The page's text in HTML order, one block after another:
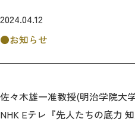
企業・研究者の方
報道関係の方
教育
2024.04.12
お知らせ
佐々木雄一准教授(明治学院大
NHK Eテレ『先人たちの底力